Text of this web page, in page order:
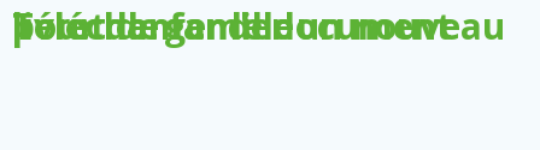
Télécharger le document pour demander un nouveau livret de famille